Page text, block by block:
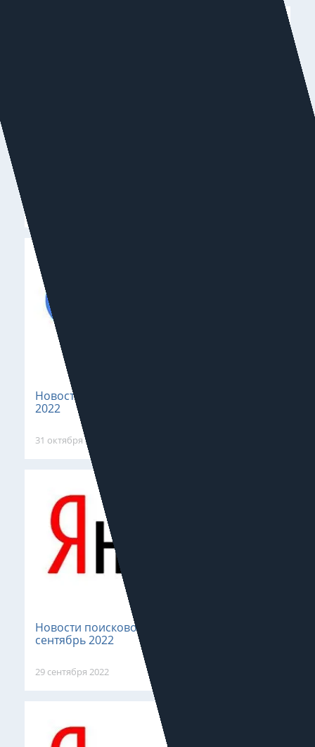
Новости поискового продвижения: октябрь
2022
31 октября 2022
Новости поискового продвижения:
сентябрь 2022
29 сентября 2022